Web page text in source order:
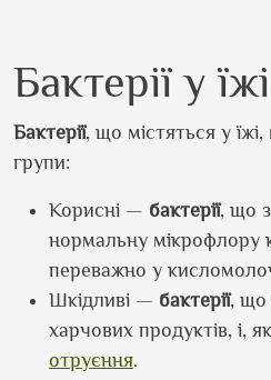
Бактерії у їжі
Бактерії, що містяться у
групи:
Корисні — бактерії, що
нормальну мікрофлору
переважно у
Шкідливі — бактерії, що
харчових продуктів, і,
отруєння.